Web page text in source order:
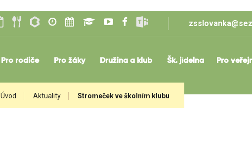
Pro rodiče Pro žáky Družina a klub Šk. jídelna Pro
Úvod Aktuality Stromeček ve školním klubu